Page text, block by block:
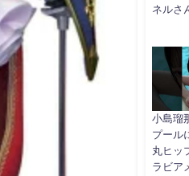
ネルさ
小島瑠
プール
丸ヒッ
ラビア